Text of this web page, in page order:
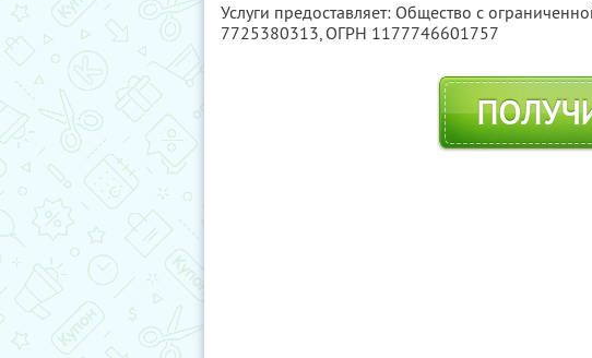
Услуги предоставляет: Общество с
7725380313, ОГРН 1177746601757